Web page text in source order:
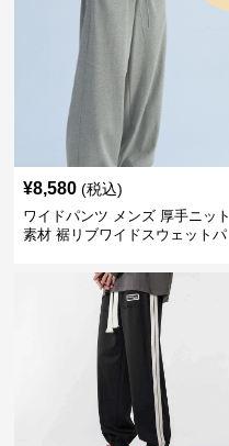
¥8,580 (税込)
ワイドパンツ メンズ 厚手ニット
素材 裾リブワイドスウェットパ